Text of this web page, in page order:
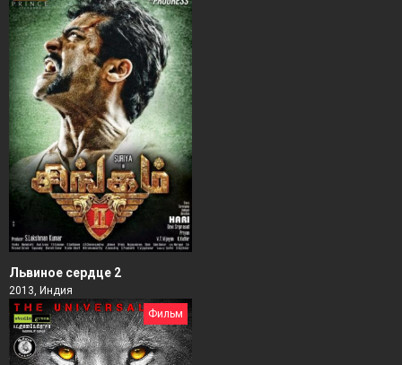
Львиное сердце 2
2013, Индия
Фильм